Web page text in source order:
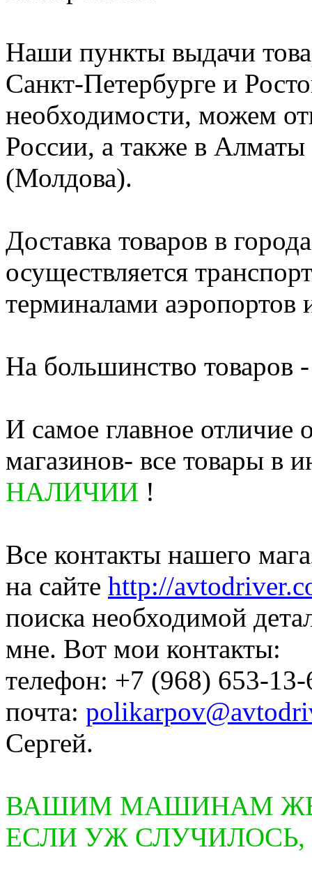
Наши пункты выдачи
Санкт-Петербурге и
необходимости, можем
России, а также в
(Молдова).
Доставка товаров в
осуществляется
терминалами
На большинство товаров
И самое главное отличие
магазинов- все товары в
НАЛИЧИИ !
Все контакты нашего
на сайте http://
поиска необходимой
мне. Вот мои контакты:
телефон: +7 (968) 653-
почта:
Сергей.
ВАШИМ МАШИНАМ
ЕСЛИ УЖ